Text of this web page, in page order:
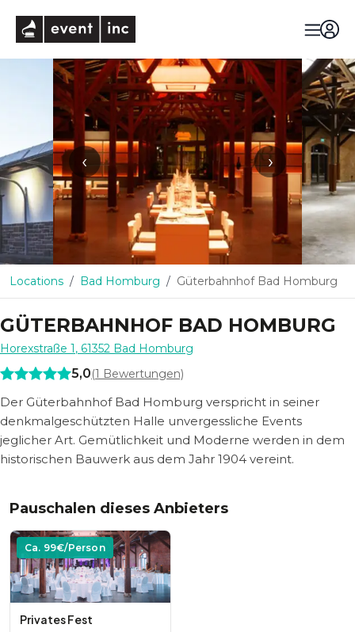
‹ ›
Locations Bad Homburg Güterbahnhof Bad Homburg
GÜTERBAHNHOF BAD HOMBURG
Horexstraße 1, 61352 Bad Homburg
5,0(1 Bewertungen)
Der Güterbahnhof Bad Homburg verspricht in seiner
denkmalgeschützten Halle unvergessliche Events
jeglicher Art. Gemütlichkeit und Moderne werden in dem
historischen Bauwerk aus dem Jahr 1904 vereint.
Pauschalen dieses Anbieters
Ca. 99€/Person
Privates Fest